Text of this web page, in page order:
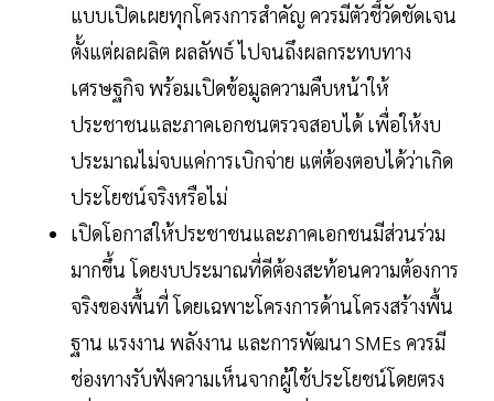
แบบเปิดเผยทุกโครงการสำคัญ ควรมีตัวชี้วัดชัดเจน
ตั้งแต่ผลผลิต ผลลัพธ์ ไปจนถึงผลกระทบทาง
เศรษฐกิจ พร้อมเปิดข้อมูลความคืบหน้าให้
ประชาชนและภาคเอกชนตรวจสอบได้ เพื่อให้งบ
ประมาณไม่จบแค่การเบิกจ่าย แต่ต้องตอบได้ว่าเกิด
ประโยชน์จริงหรือไม่
เปิดโอกาสให้ประชาชนและภาคเอกชนมีส่วนร่วม
มากขึ้น โดยงบประมาณที่ดีต้องสะท้อนความต้องการ
จริงของพื้นที่ โดยเฉพาะโครงการด้านโครงสร้างพื้น
ฐาน แรงงาน พลังงาน และการพัฒนา SMEs ควรมี
ช่องทางรับฟังความเห็นจากผู้ใช้ประโยชน์โดยตรง